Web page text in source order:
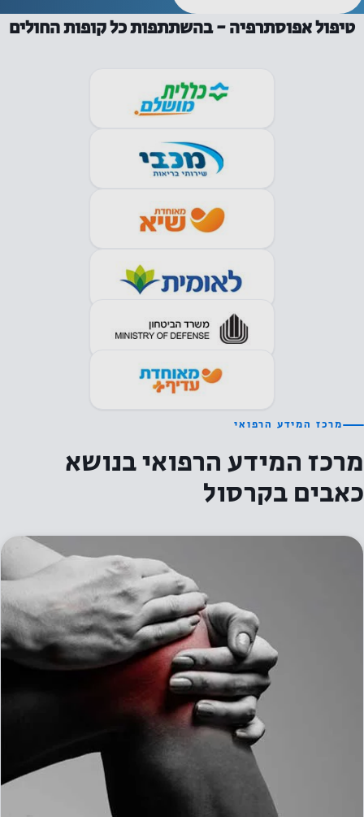
טיפול אפוסתרפיה - בהשתתפות כל קופות החולים
מרכז המידע הרפואי
מרכז המידע הרפואי בנושא
כאבים בקרסול